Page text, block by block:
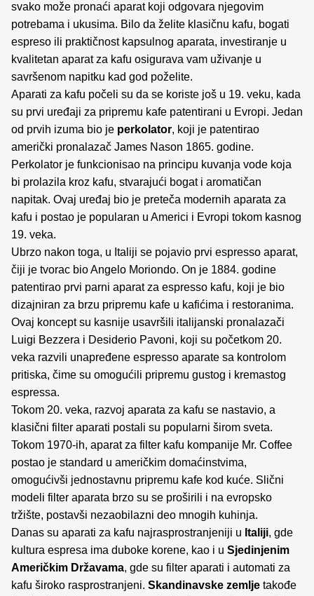
svako može pronaći aparat koji odgovara njegovim
potrebama i ukusima. Bilo da želite klasičnu kafu, bogati
espreso ili praktičnost kapsulnog aparata, investiranje u
kvalitetan aparat za kafu osigurava vam uživanje u
savršenom napitku kad god poželite.
Aparati za kafu počeli su da se koriste još u 19. veku, kada
su prvi uređaji za pripremu kafe patentirani u Evropi. Jedan
od prvih izuma bio je perkolator, koji je patentirao
američki pronalazač James Nason 1865. godine.
Perkolator je funkcionisao na principu kuvanja vode koja
bi prolazila kroz kafu, stvarajući bogat i aromatičan
napitak. Ovaj uređaj bio je preteča modernih aparata za
kafu i postao je popularan u Americi i Evropi tokom kasnog
19. veka.
Ubrzo nakon toga, u Italiji se pojavio prvi espresso aparat,
čiji je tvorac bio Angelo Moriondo. On je 1884. godine
patentirao prvi parni aparat za espresso kafu, koji je bio
dizajniran za brzu pripremu kafe u kafićima i restoranima.
Ovaj koncept su kasnije usavršili italijanski pronalazači
Luigi Bezzera i Desiderio Pavoni, koji su početkom 20.
veka razvili unapređene espresso aparate sa kontrolom
pritiska, čime su omogućili pripremu gustog i kremastog
espressa.
Tokom 20. veka, razvoj aparata za kafu se nastavio, a
klasični filter aparati postali su popularni širom sveta.
Tokom 1970-ih, aparat za filter kafu kompanije Mr. Coffee
postao je standard u američkim domaćinstvima,
omogućivši jednostavnu pripremu kafe kod kuće. Slični
modeli filter aparata brzo su se proširili i na evropsko
tržište, postavši nezaobilazni deo mnogih kuhinja.
Danas su aparati za kafu najrasprostranjeniji u Italiji, gde
kultura espresa ima duboke korene, kao i u Sjedinjenim
Američkim Državama, gde su filter aparati i automati za
kafu široko rasprostranjeni. Skandinavske zemlje takođe